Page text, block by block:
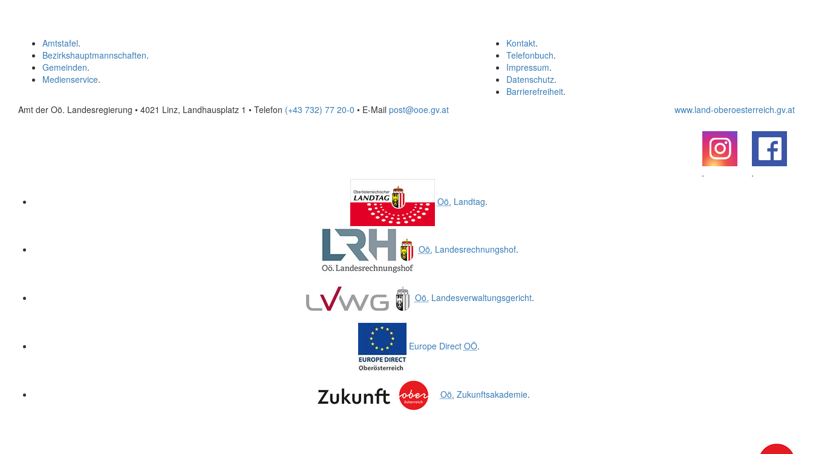
Kontakt.
Telefonbuch.
Impressum.
Datenschutz.
Barrierefreiheit.
Amtstafel.
Bezirkshauptmannschaften.
Gemeinden.
Medienservice.
Amt der Oö. Landesregierung • 4021 Linz, Landhausplatz 1 • Telefon (+43 732) 77 20-0 • E-Mail post@ooe.gv.at www.land-oberoesterreich.gv.at
.
.
Oö. Landtag.
Oö. Landesrechnungshof.
Oö. Landesverwaltungsgericht.
Europe Direct OÖ.
Oö. Zukunftsakademie.